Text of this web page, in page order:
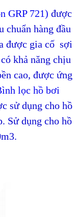
GRP 721) được
hàng đầu
được gia cố sợi
khả năng chịu
cao, được ứng
lọc hồ bơi
sử dụng cho hồ
Sử dụng cho hồ